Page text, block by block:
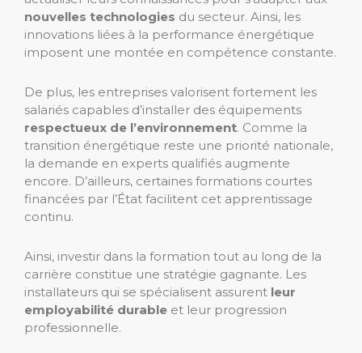
nouvelles technologies du secteur. Ainsi, les
innovations liées à la performance énergétique
imposent une montée en compétence constante.
De plus, les entreprises valorisent fortement les
salariés capables d’installer des équipements
respectueux de l’environnement. Comme la
transition énergétique reste une priorité nationale,
la demande en experts qualifiés augmente
encore. D’ailleurs, certaines formations courtes
financées par l’État facilitent cet apprentissage
continu.
Ainsi, investir dans la formation tout au long de la
carrière constitue une stratégie gagnante. Les
installateurs qui se spécialisent assurent leur
employabilité durable et leur progression
professionnelle.